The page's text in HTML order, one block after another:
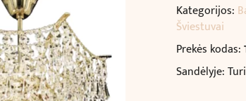
Kategorijos:
Šviestuvai
Prekės kodas:
Sandėlyje: